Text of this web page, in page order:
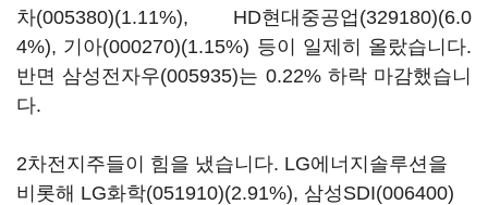
차(005380)(1.11%), HD현대중공업(329180)(6.0
4%), 기아(000270)(1.15%) 등이 일제히 올랐습니다.
반면 삼성전자우(005935)는 0.22% 하락 마감했습니
다.
2차전지주들이 힘을 냈습니다. LG에너지솔루션을
비롯해 LG화학(051910)(2.91%), 삼성SDI(006400)